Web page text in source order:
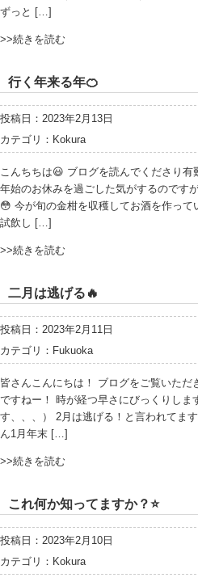
ずっと […]
>>続きを読む
行く年来る年🍊
投稿日：2023年2月13日
カテゴリ： Kokura
こんちちは😃 ブログを読んでくださり
年始のお休みを過ごした気がするのです
😳 今が旬の金柑を収穫してお酒を作っ
試飲し […]
>>続きを読む
二月は逃げる🔥
投稿日：2023年2月11日
カテゴリ： Fukuoka
皆さんこんにちは！ ブログをご覧いただ
ですねー！ 時が経つ早さにびっくりしま
す、、、） 2月は逃げる！と言われてま
ん1月年末 […]
>>続きを読む
これ何か知ってますか？⭐️
投稿日：2023年2月10日
カテゴリ： Kokura